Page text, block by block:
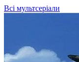
Всі мультсеріали